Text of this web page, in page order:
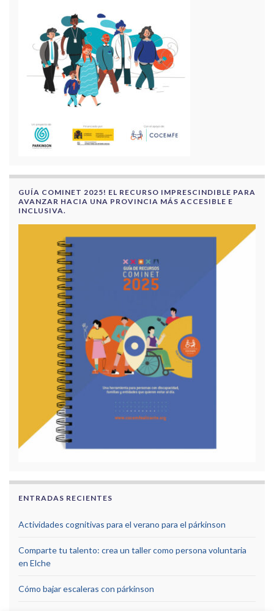
GUÍA COMINET 2025! EL RECURSO IMPRESCINDIBLE PARA
AVANZAR HACIA UNA PROVINCIA MÁS ACCESIBLE E
INCLUSIVA.
ENTRADAS RECIENTES
Actividades cognitivas para el verano para el párkinson
Comparte tu talento: crea un taller como persona voluntaria
en Elche
Cómo bajar escaleras con párkinson